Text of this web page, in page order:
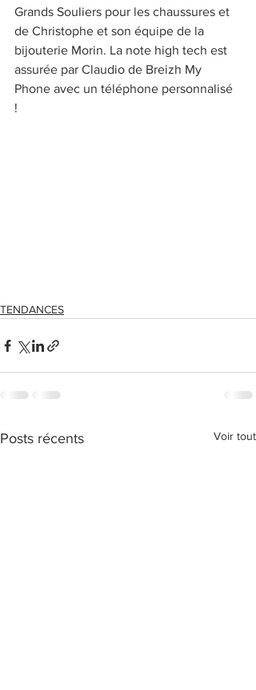
Grands Souliers pour les chaussures et
de Christophe et son équipe de la
bijouterie Morin. La note high tech est
assurée par Claudio de Breizh My
Phone avec un téléphone personnalisé
!
TENDANCES
Posts récents Voir tout